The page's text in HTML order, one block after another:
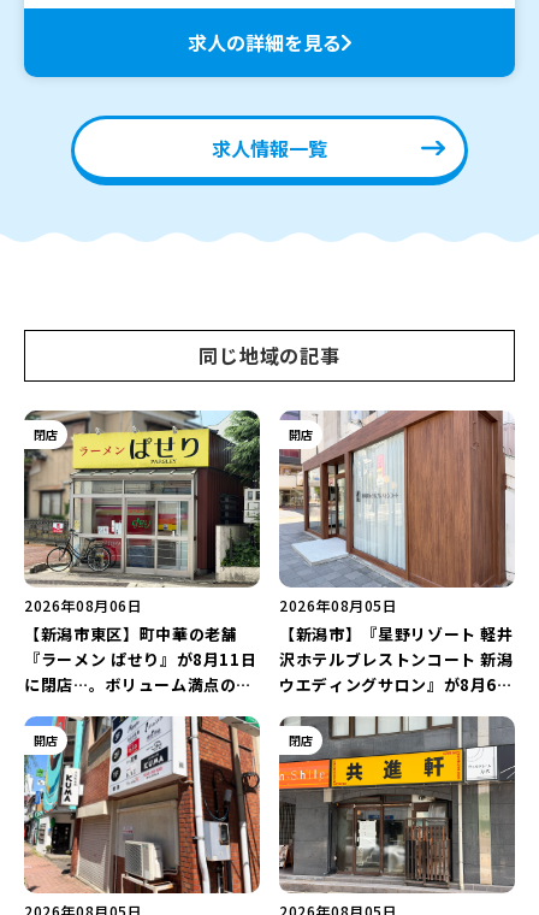
求人の詳細を見る
求人情報一覧
同じ地域の記事
閉店
2026年08月06日
【新潟市東区】町中華の老舗
『ラーメン ぱせり』が8月11日
に閉店…。ボリューム満点の名
開店
2026年08月05日
【新潟市】『星野リゾート 軽井
沢ホテルブレストンコート 新潟
ウエディングサロン』が8月6日
グを万代で相談しよう♪
開店
2026年08月05日
閉店
2026年08月05日